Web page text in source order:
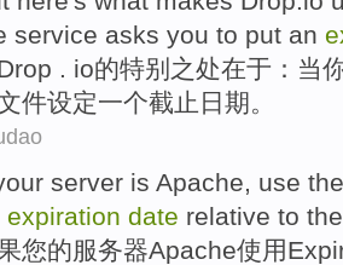
service asks you to put an
. io的特别之处在于： 当
件设定一个截止 日期。
server is Apache, use
expiration date relative to
您的服务器Apache使用